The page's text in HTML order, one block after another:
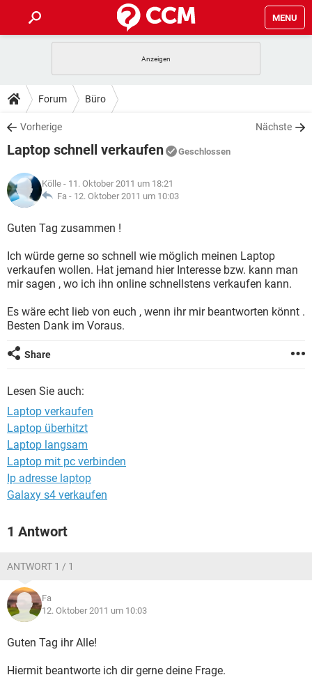
MENU
ANDROID
WINDOWS 10
WHATSAPP TIKTOK
FACEBOOK
TIPPS & TRICKS
SPIELE
WHATSAPP TIKTOK
FACEBOOK
DOWNLOADS
SPIELE STREAMING
ANDROID
WINDOWS 10 INSTAGRAM
WHATSAPP
FORUM
SPIELE STREAMING
ANDROID
WINDOWS 10
WHATSAPP TIKTOK
FACEBOOK HARDWARE
LEXIKON
SPIELE
WINDOWS 10 INSTAGRAM
WHATSAPP
FACEBOOK HARDWARE
Forum Büro
Vorherige Nächste
Laptop schnell verkaufen Geschlossen
Kölle - 11. Oktober 2011 um 18:21
Fa - 12. Oktober 2011 um 10:03
Guten Tag zusammen !
Ich würde gerne so schnell wie möglich meinen Laptop
verkaufen wollen. Hat jemand hier Interesse bzw. kann man
mir sagen , wo ich ihn online schnellstens verkaufen kann.
Es wäre echt lieb von euch , wenn ihr mir beantworten könnt .
Besten Dank im Voraus.
Share
Lesen Sie auch:
Laptop verkaufen
Laptop überhitzt
Laptop langsam
Laptop mit pc verbinden
Ip adresse laptop
Galaxy s4 verkaufen
1 Antwort
ANTWORT 1 / 1
Fa
12. Oktober 2011 um 10:03
Guten Tag ihr Alle!
Hiermit beantworte ich dir gerne deine Frage.